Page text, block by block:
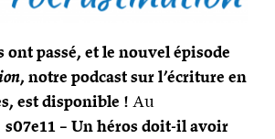
ont passé, et le nouvel épisode
, notre podcast sur l’écriture en
est disponible ! Au
s07e11 – Un héros doit-il avoir